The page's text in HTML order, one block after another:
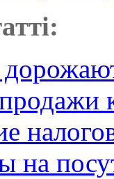
на